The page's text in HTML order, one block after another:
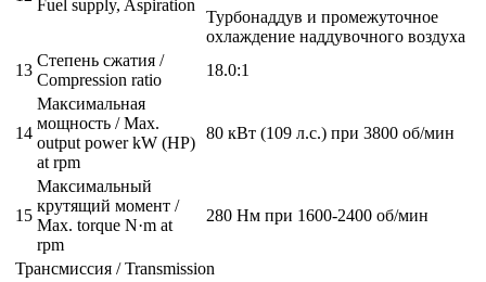
Fuel supply, Aspiration
Турбонаддув и промежуточное
охлаждение наддувочного воздуха
13
Степень сжатия /
Compression ratio
18.0:1
14
Максимальная
мощность / Max.
output power kW (HP)
at rpm
80 кВт (109 л.с.) при 3800 об/мин
15
Максимальный
крутящий момент /
Max. torque N·m at
rpm
280 Нм при 1600-2400 об/мин
Трансмиссия / Transmission